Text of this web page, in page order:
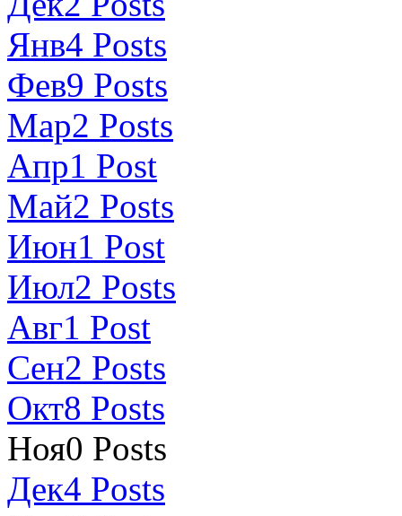
Янв4 Posts
Фев9 Posts
Мар2 Posts
Апр1 Post
Май2 Posts
Июн1 Post
Июл2 Posts
Авг1 Post
Сен2 Posts
Окт8 Posts
Ноя0 Posts
Дек4 Posts